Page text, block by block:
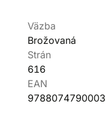
Väzba
Brožovaná
Strán
616
EAN
9788074790003